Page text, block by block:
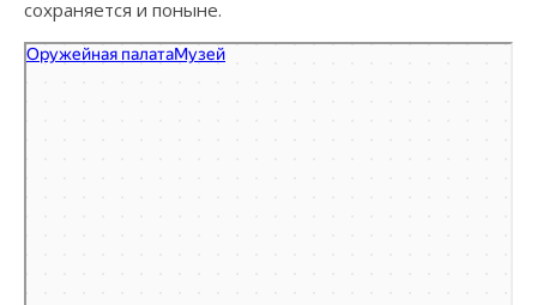
сохраняется и поныне.
Оружейная палата